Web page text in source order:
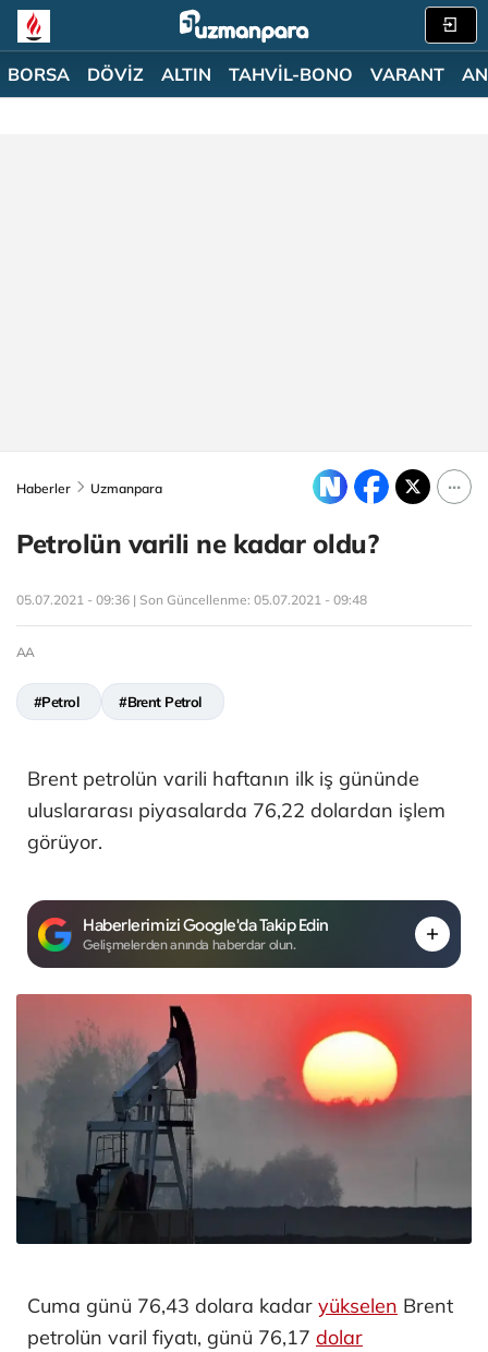
BORSA DÖVİZ ALTIN TAHVİL-BONO VARANT
Haberler Uzmanpara
Petrolün varili ne kadar oldu?
05.07.2021 - 09:36 | Son Güncellenme: 05.07.2021 - 09:48
AA
#Petrol #Brent Petrol
Brent petrolün varili haftanın ilk iş gününde
uluslararası piyasalarda 76,22 dolardan işlem
görüyor.
Haberlerimizi Google'da Takip Edin
Gelişmelerden anında haberdar olun.
Cuma günü 76,43 dolara kadar yükselen Brent
petrolün varil fiyatı, günü 76,17 dolar